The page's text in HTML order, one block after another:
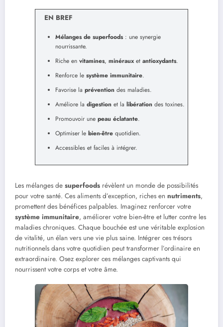
EN BREF
Mélanges de superfoods: une synergie
nourrissante.
Riche en vitamines, minéraux et antioxydants.
Renforce le système immunitaire.
Favorise la prévention des maladies.
Améliore la digestion et la libération des toxines.
Promouvoir une peau éclatante.
Optimiser le bien-être quotidien.
Accessibles et faciles à intégrer.
Les mélanges de superfoods révèlent un monde de possibilités
pour votre santé. Ces aliments d’exception, riches en nutriments,
promettent des bénéfices palpables. Imaginez renforcer votre
système immunitaire, améliorer votre bien-être et lutter contre les
maladies chroniques. Chaque bouchée est une véritable explosion
de vitalité, un élan vers une vie plus saine. Intégrer ces trésors
nutritionnels dans votre quotidien peut transformer l’ordinaire en
extraordinaire. Osez explorer ces mélanges captivants qui
nourrissent votre corps et votre âme.